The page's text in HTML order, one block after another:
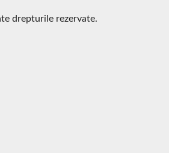
drepturile rezervate.